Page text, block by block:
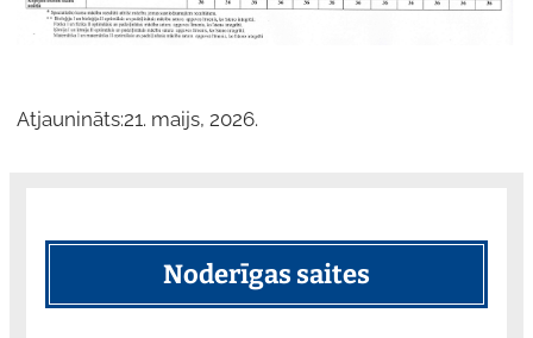
Atjaunināts:21. maijs, 2026.
Noderīgas saites